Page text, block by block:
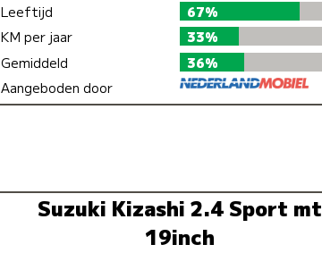
Leeftijd
67%
KM per jaar
33%
Gemiddeld
36%
Aangeboden door
Suzuki Kizashi 2.4 Sport mt
19inch